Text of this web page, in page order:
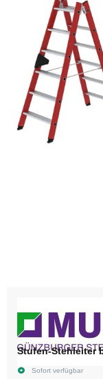
Stufen-Stehleiter
Sofort verfügbar